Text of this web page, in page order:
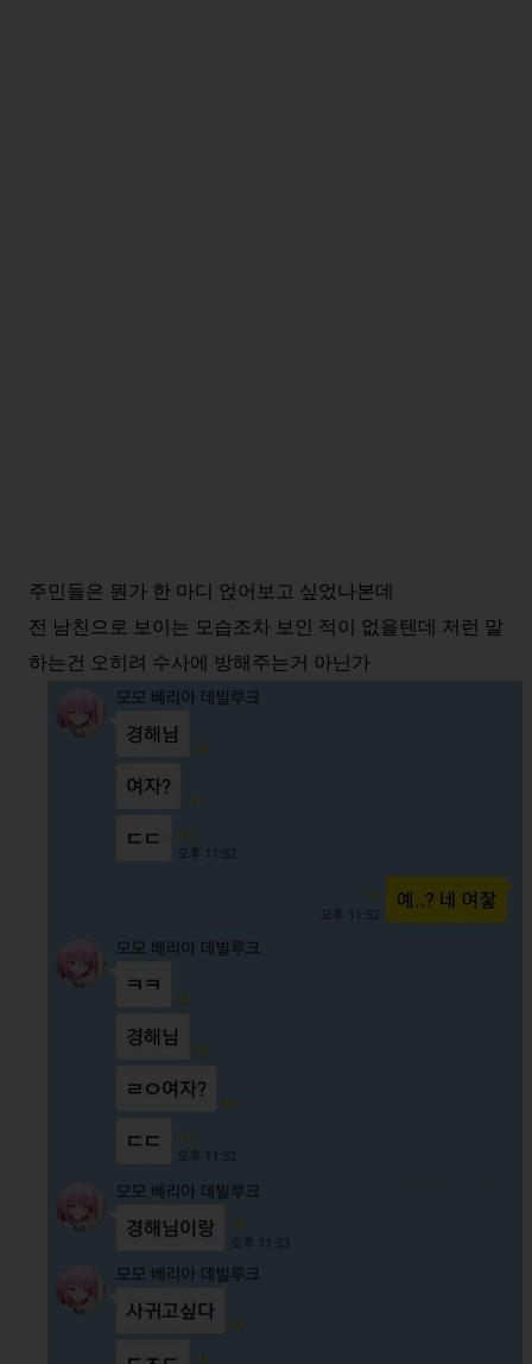
주민들은 뭔가 한 마디 얹어보고 싶었나본데
전 남친으로 보이는 모습조차 보인 적이 없을텐데 저런 말
하는건 오히려 수사에 방해주는거 아닌가